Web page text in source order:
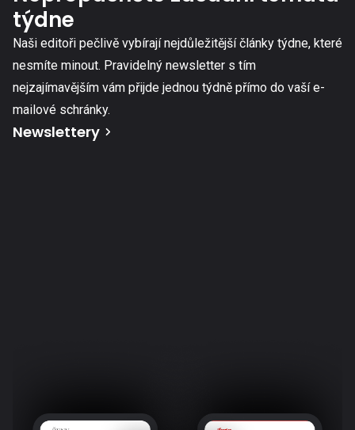
týdne
Naši editoři pečlivě vybírají nejdůležitější články týdne, které
nesmíte minout. Pravidelný newsletter s tím
nejzajímavějším vám přijde jednou týdně přímo do vaší e-
mailové schránky.
Newslettery